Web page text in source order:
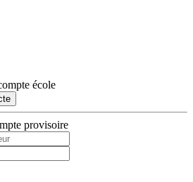
école
provisoire